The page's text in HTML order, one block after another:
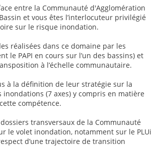
entre la Communauté d'Agglomération
et vous êtes l’interlocuteur privilégié
sur le risque inondation.
réalisées dans ce domaine par les
le PAPI en cours sur l’un des bassins) et
à l’échelle communautaire.
à la définition de leur stratégie sur la
(7 axes) y compris en matière
compétence.
transversaux de la Communauté
le volet inondation, notamment sur le PLUi
d’une trajectoire de transition